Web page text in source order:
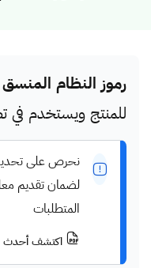
رموز النظام المنسق
للمنتج ويستخدم في
نحرص على تحديث
لضمان تقديم
المتطلبات
اكتشف أحدث